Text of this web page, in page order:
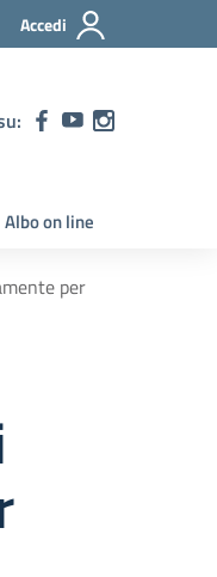
Accedi
Albo on line
per